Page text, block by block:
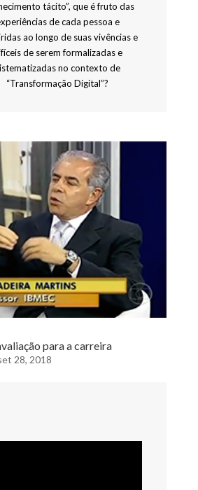
tácito”, que é fruto das
de cada pessoa e
ao longo de suas vivências e
de serem formalizadas e
no contexto de
“Transformação Digital”?
para a carreira
28, 2018